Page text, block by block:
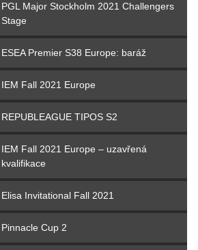
PGL Major Stockholm 2021 Challengers
Stage
ESEA Premier S38 Europe: baráž
IEM Fall 2021 Europe
REPUBLEAGUE TIPOS S2
IEM Fall 2021 Europe – uzavřená
kvalifikace
Elisa Invitational Fall 2021
Pinnacle Cup 2